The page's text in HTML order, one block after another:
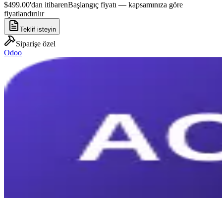
$499.00'dan itibarenBaşlangıç fiyatı — kapsamınıza göre
fiyatlandırılır
Teklif isteyin
Siparişe özel
Odoo